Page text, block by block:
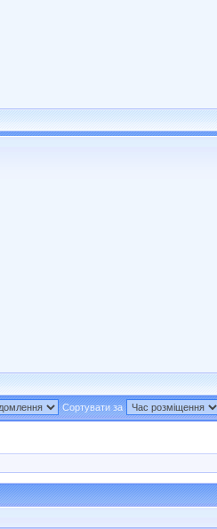
Сортувати за